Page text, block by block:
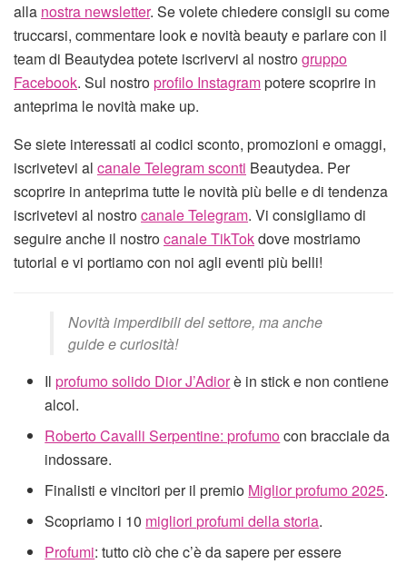
alla nostra newsletter. Se volete chiedere consigli su come
truccarsi, commentare look e novità beauty e parlare con il
team di Beautydea potete iscrivervi al nostrogruppo
Facebook. Sul nostroprofilo Instagrampotere scoprire in
anteprima le novità make up.
Se siete interessati ai codici sconto, promozioni e omaggi,
iscrivetevi al canale Telegram sconti Beautydea. Per
scoprire in anteprima tutte le novità più belle e di tendenza
iscrivetevi al nostrocanale Telegram. Vi consigliamo di
seguire anche il nostrocanale TikTokdove mostriamo
tutorial e vi portiamo con noi agli eventi più belli!
Novità imperdibili del settore, ma anche
guide e curiosità!
Ilprofumo solido Dior J’Adiorè in stick e non contiene
alcol.
Roberto Cavalli Serpentine: profumocon bracciale da
indossare.
Finalisti e vincitori per il premio Miglior profumo 2025.
Scopriamo i 10 migliori profumi della storia.
Profumi: tutto ciò che c’è da sapere per essere